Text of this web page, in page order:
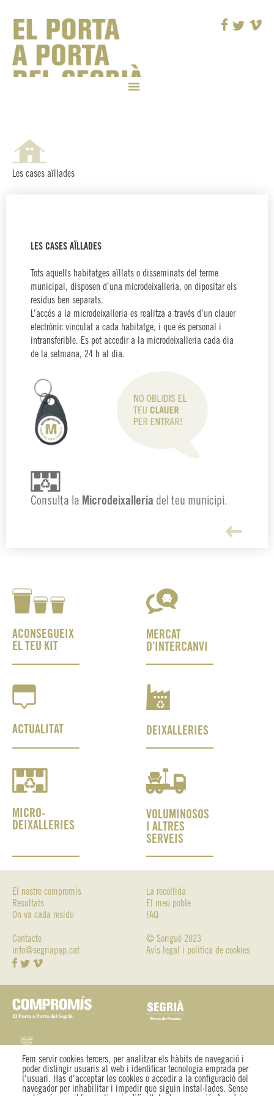
Les cases aïllades
LES CASES AÏLLADES
Tots aquells habitatges aïllats o disseminats del terme
municipal, disposen d’una microdeixalleria, on dipositar els
residus ben separats.
L’accés a la microdeixalleria es realitza a través d’un clauer
electrònic vinculat a cada habitatge, i que és personal i
intransferible. Es pot accedir a la microdeixalleria cada dia
de la setmana, 24 h al dia.
Consulta la Microdeixalleria del teu municipi.
ACONSEGUEIX
EL TEU KIT
MERCAT
D’INTERCANVI
ACTUALITAT DEIXALLERIES
MICRO-
DEIXALLERIES
VOLUMINOSOS
I ALTRES
SERVEIS
El nostre compromís
Resultats
On va cada residu
La recollida
El meu poble
FAQ
Contacte
info@segriapap.cat
© Sorigué 2023
Avís legal i política de cookies
Fem servir cookies tercers, per analitzar els hàbits de navegació i
poder distingir usuaris al web i identificar tecnologia emprada per
l'usuari. Has d'acceptar les cookies o accedir a la configuració del
navegador per inhabilitar i impedir que siguin instal·lades. Sense